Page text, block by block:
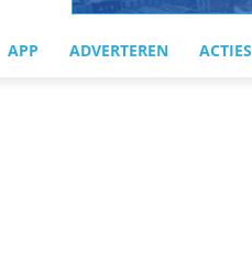
APP ADVERTEREN ACTIES